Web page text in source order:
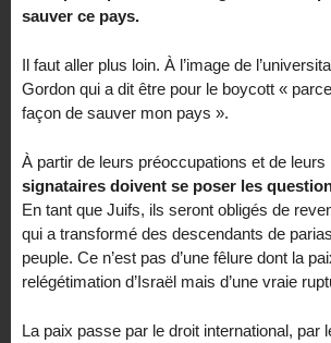
sauver ce pays.
Il faut aller plus loin. À l’image de
Gordon qui a dit être pour le boycott «
façon de sauver mon pays ».
À partir de leurs préoccupations et de leurs
signataires doivent se poser les
En tant que Juifs, ils seront obligés de
qui a transformé des descendants de
peuple. Ce n’est pas d’une fêlure dont la
relégétimation d’Israël mais d’une vraie
La paix passe par le droit international, par